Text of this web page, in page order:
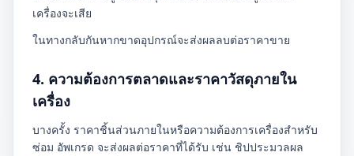
เครื่องจะเสีย
ในทางกลับกันหากขาดอุปกรณ์จะส่งผลลบต่อราคาขาย
4. ความต้องการตลาดและราคาวัสดุภายใน
เครื่อง
บางครั้ง ราคาชิ้นส่วนภายในหรือความต้องการเครื่องสำหรับ
ซ่อม อัพเกรด จะส่งผลต่อราคาที่ได้รับ เช่น ชิปประมวลผล